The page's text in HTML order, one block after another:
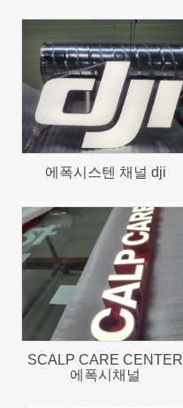
621
에폭시스텐 채널 dji
SCALP CARE CENTER
에폭시채널